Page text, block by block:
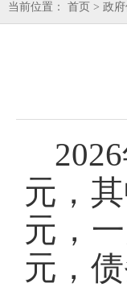
当前位置： 首页 > 政
元，
元，
元，